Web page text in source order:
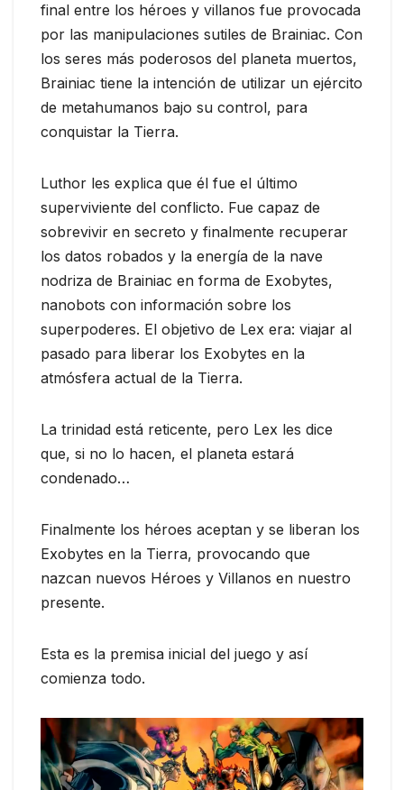
final entre los héroes y villanos fue provocada
por las manipulaciones sutiles de Brainiac. Con
los seres más poderosos del planeta muertos,
Brainiac tiene la intención de utilizar un ejército
de metahumanos bajo su control, para
conquistar la Tierra.
Luthor les explica que él fue el último
superviviente del conflicto. Fue capaz de
sobrevivir en secreto y finalmente recuperar
los datos robados y la energía de la nave
nodriza de Brainiac en forma de Exobytes,
nanobots con información sobre los
superpoderes. El objetivo de Lex era: viajar al
pasado para liberar los Exobytes en la
atmósfera actual de la Tierra.
La trinidad está reticente, pero Lex les dice
que, si no lo hacen, el planeta estará
condenado…
Finalmente los héroes aceptan y se liberan los
Exobytes en la Tierra, provocando que
nazcan nuevos Héroes y Villanos en nuestro
presente.
Esta es la premisa inicial del juego y así
comienza todo.